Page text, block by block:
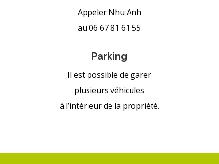
Appeler Nhu Anh
au 06 67 81 61 55
Parking
Il est possible de garer
plusieurs véhicules
à l’intérieur de la propriété.